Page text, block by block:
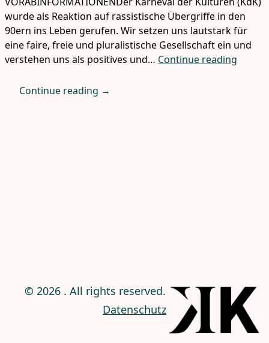
wurde als Reaktion auf rassistische Übergriffe in den
90ern ins Leben gerufen. Wir setzen uns lautstark für
eine faire, freie und pluralistische Gesellschaft ein und
verstehen uns als positives und… Continue reading
Continue reading Bandbewerbung
→
© 2026 . All rights reserved. |Impressum |
Datenschutz